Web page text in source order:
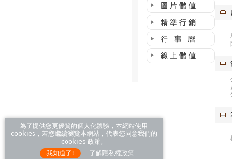
為了提供您更優質的個人化體驗，本網站使用
cookies，若您繼續瀏覽本網站，代表您同意我們的
cookies 政策。
我知道了!
了解隱私權政策